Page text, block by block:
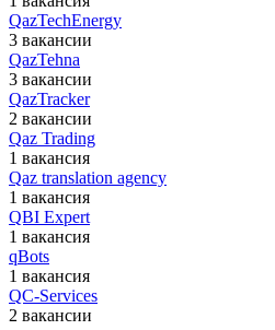
QazTechEnergy
3 вакансии
QazTehna
3 вакансии
QazTracker
2 вакансии
Qaz Trading
1 вакансия
Qaz translation agency
1 вакансия
QBI Expert
1 вакансия
qBots
1 вакансия
QC-Services
2 вакансии